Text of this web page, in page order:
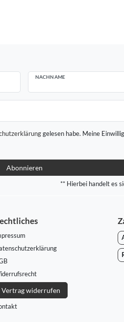
NACHNAME
gelesen habe. Meine
Abonnieren
** Hierbei handelt es
Vertrag widerrufen